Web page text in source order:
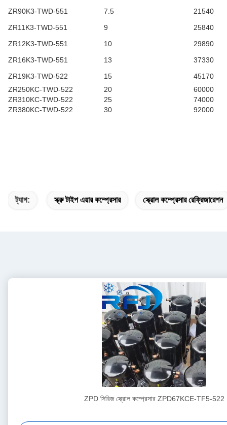
ZR90K3-TWD-551
7.5
21540
ZR11K3-TWD-551
9
25840
ZR12K3-TWD-551
10
29890
ZR16K3-TWD-551
13
37330
ZR19K3-TWD-522
15
45170
ZR250KC-TWD-522
20
60000
ZR310KC-TWD-522
25
74000
ZR380KC-TWD-522
30 92000
ট্যাগ: স্ক্রু টাইপ এয়ার কম্প্রেসার স্ক্রোল কম্প্রেসার রেফ্রিজারেশন
ZPD সিরিজ স্ক্রোল কম্প্রেসার ZPD67KCE-TF5-522